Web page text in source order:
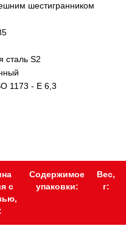
шестигранником
сталь S2
1173 - E 6,3
с
Содержимое
упаковки:
Вес,
г: